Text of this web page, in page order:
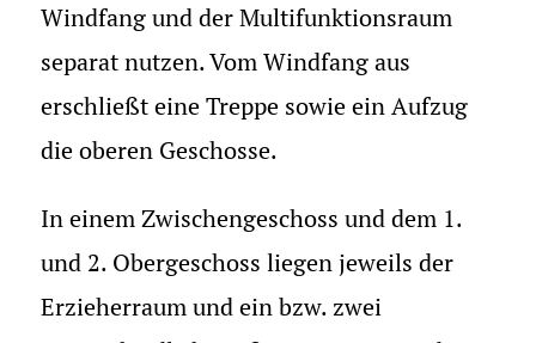
Windfang und der Multifunktionsraum
separat nutzen. Vom Windfang aus
erschließt eine Treppe sowie ein Aufzug
die oberen Geschosse.
In einem Zwischengeschoss und dem 1.
und 2. Obergeschoss liegen jeweils der
Erzieherraum und ein bzw. zwei